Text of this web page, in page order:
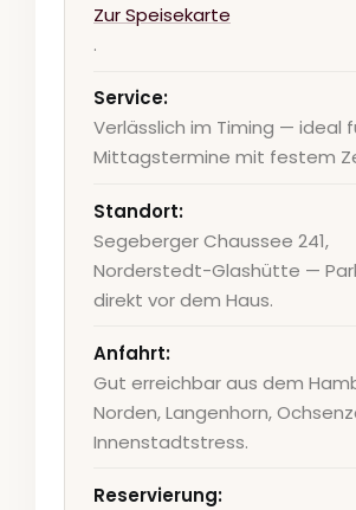
Zur Speisekarte
.
Service:
Verlässlich im Timing — ideal
Mittagstermine mit festem
Standort:
Segeberger Chaussee 241,
Norderstedt-Glashütte —
direkt vor dem Haus.
Anfahrt:
Gut erreichbar aus dem
Norden, Langenhorn,
Innenstadtstress.
Reservierung: